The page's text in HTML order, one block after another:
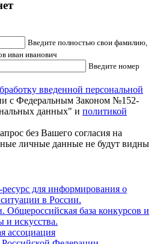
Введите полностью свои фамилию,
иван иванович
Введите номер
введенной персональной
с Федеральным Законом №152-
данных" и политикой
без Вашего согласия на
личные данные не будут видны